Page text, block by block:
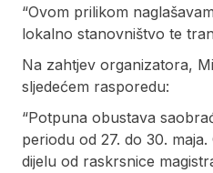
“Ovom prilikom
lokalno stanovništvo te
Na zahtjev organizatora,
sljedećem rasporedu:
“Potpuna obustava
periodu od 27. do 30.
dijelu od raskrsnice